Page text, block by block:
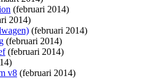
(februari 2014)
2014)
(februari 2014)
(februari 2014)
(februari 2014)
v8 (februari 2014)